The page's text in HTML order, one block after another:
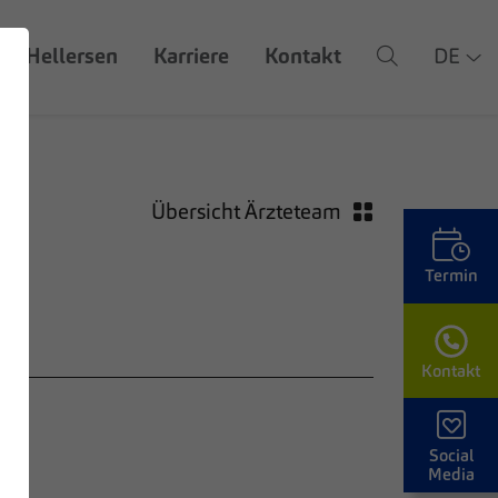
Hellersen Karriere Kontakt DE
Übersicht Ärzteteam
Termin
Kontakt
Social
Media